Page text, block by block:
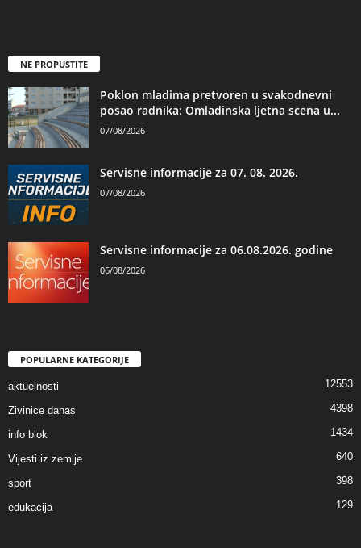
NE PROPUSTITE
Poklon mladima pretvoren u svakodnevni
posao radnika: Omladinska ljetna scena u...
07/08/2026
Servisne informacije za 07. 08. 2026.
07/08/2026
Servisne informacije za 06.08.2026. godine
06/08/2026
POPULARNE KATEGORIJE
aktuelnosti 12553
Zivinice danas 4398
info blok 1434
Vijesti iz zemlje 640
sport 398
edukacija 129